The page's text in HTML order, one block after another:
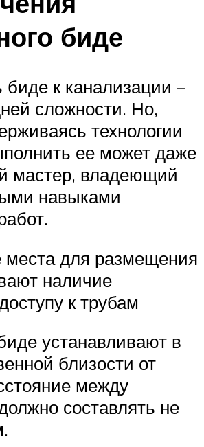
биде
к канализации –
сложности. Но,
технологии
ее может даже
мастер, владеющий
навыками
для размещения
наличие
к трубам
устанавливают в
близости от
между
составлять не